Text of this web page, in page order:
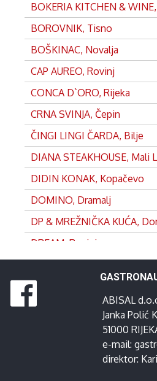
BOKERIA KITCHEN &
BOROVNIK, Tisno
BOŠKINAC, Novalja
CAP AUREO, Rovinj
CONCA D`ORO, Rijeka
CRNA SVINJA, Čepin
ČINGI LINGI ČARDA, Bilje
DIANA STEAKHOUSE, Mali
DIDIN KONAK, Kopačevo
DOMINO, Dramalj
DP & MREŽNIČKA KUĆA,
DREAM, Rovinj
EDEN, Satnica
FRANKOPAN, Ogulin
GANEUM, Lovran
GOSPOJA, Vrbnik
ABISAL
Janka Polić
51000
e-mail:
direktor: